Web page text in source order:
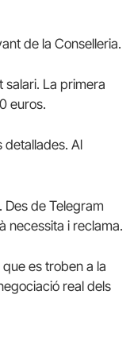
de la Conselleria.
salari. La primera
euros.
detallades. Al
Des de Telegram
necessita i reclama.
es troben a la
real dels